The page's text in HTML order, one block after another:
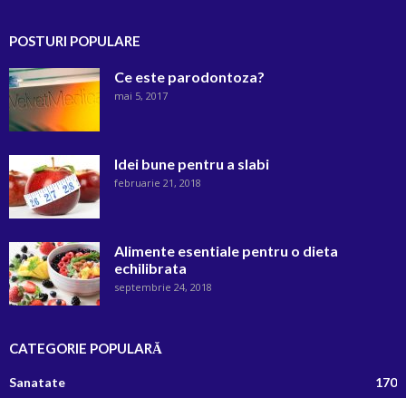
POSTURI POPULARE
Ce este parodontoza?
mai 5, 2017
Idei bune pentru a slabi
februarie 21, 2018
Alimente esentiale pentru o dieta
echilibrata
septembrie 24, 2018
CATEGORIE POPULARĂ
Sanatate 170